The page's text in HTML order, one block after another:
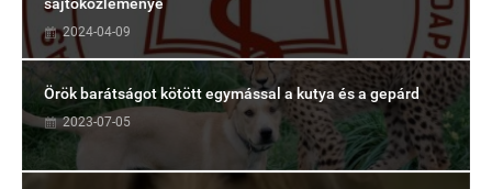
sajtóközleménye
2024-04-09
Örök barátságot kötött egymással a kutya és a gepárd
2023-07-05